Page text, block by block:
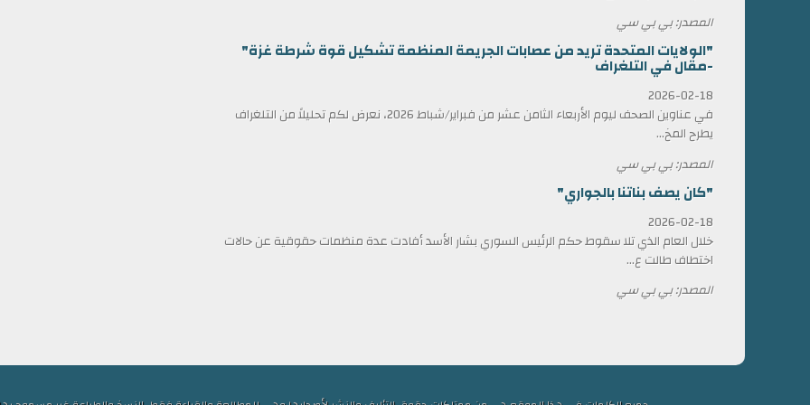
المصدر: بي بي سي
"الولايات المتحدة تريد من عصابات الجريمة المنظمة تشكيل قوة شرطة غزة"
-مقال في التلغراف
2026-02-18
في عناوين الصحف ليوم الأربعاء الثامن عشر من فبراير/شباط 2026، نعرض لكم تحليلاً من التلغراف
يطرح المخ...
المصدر: بي بي سي
"كان يصف بناتنا بالجواري"
2026-02-18
خلال العام الذي تلا سقوط حكم الرئيس السوري بشار الأسد أفادت عدة منظمات حقوقية عن حالات
اختطاف طالت ع...
المصدر: بي بي سي